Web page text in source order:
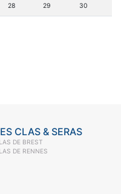
28 29 30
CLAS & SERAS
DE BREST
DE RENNES